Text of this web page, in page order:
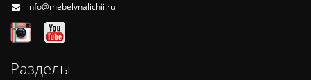
info@mebelvnalichii.ru
Разделы